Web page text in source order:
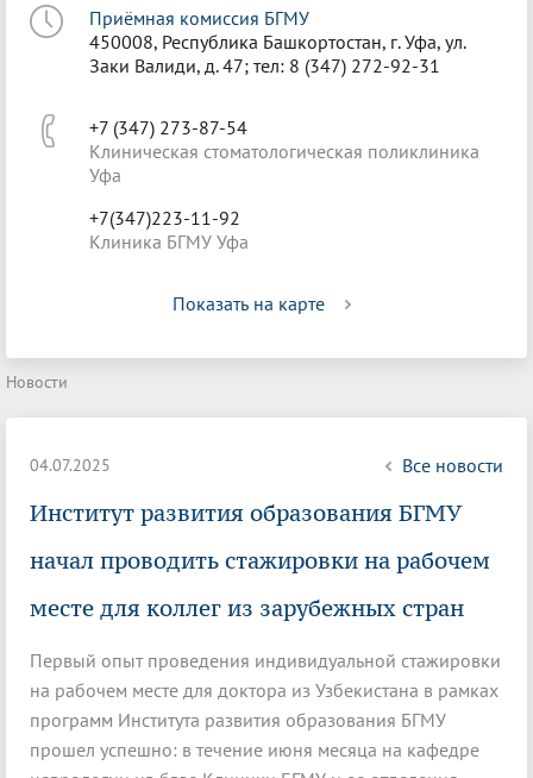
Приёмная комиссия БГМУ
450008, Республика Башкортостан, г. Уфа, ул.
Заки Валиди, д. 47; тел: 8 (347) 272-92-31
+7 (347) 273-87-54
Клиническая стоматологическая поликлиника
Уфа
+7(347)223-11-92
Клиника БГМУ Уфа
Показать на карте
Новости
04.07.2025 Все новости
Институт развития образования БГМУ
начал проводить стажировки на рабочем
месте для коллег из зарубежных стран
Первый опыт проведения индивидуальной стажировки
на рабочем месте для доктора из Узбекистана в рамках
программ Института развития образования БГМУ
прошел успешно: в течение июня месяца на кафедре